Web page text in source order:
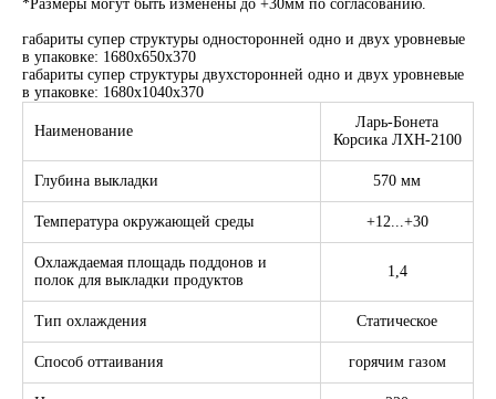
*Размеры могут быть изменены до +30мм по согласованию.
габариты супер структуры односторонней одно и двух уровневые
в упаковке: 1680х650х370
габариты супер структуры двухсторонней одно и двух уровневые
в упаковке: 1680х1040х370
Наименование
Ларь-Бонета
Корсика ЛХН-2100
Глубина выкладки 570 мм
Температура окружающей среды +12...+30
Охлаждаемая площадь поддонов и
полок для выкладки продуктов
1,4
Тип охлаждения Статическое
Способ оттаивания горячим газом